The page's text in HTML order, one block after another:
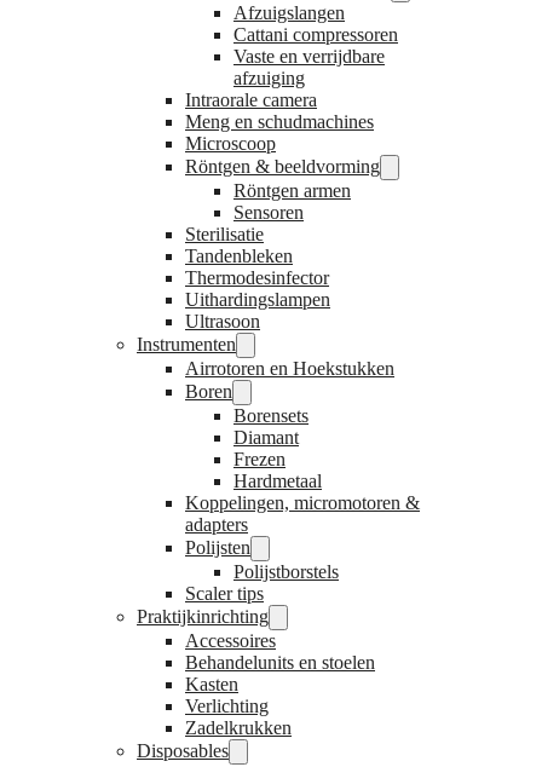
Afzuigslangen
Cattani compressoren
Vaste en verrijdbare
afzuiging
Intraorale camera
Meng en schudmachines
Microscoop
Röntgen & beeldvorming
Röntgen armen
Sensoren
Sterilisatie
Tandenbleken
Thermodesinfector
Uithardingslampen
Ultrasoon
Instrumenten
Airrotoren en Hoekstukken
Boren
Borensets
Diamant
Frezen
Hardmetaal
Koppelingen, micromotoren &
adapters
Polijsten
Polijstborstels
Scaler tips
Praktijkinrichting
Accessoires
Behandelunits en stoelen
Kasten
Verlichting
Zadelkrukken
Disposables